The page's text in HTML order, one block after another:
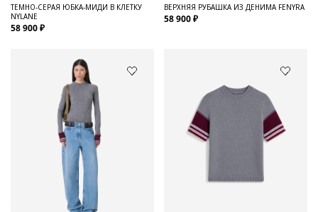
ТЕМНО-СЕРАЯ ЮБКА-МИДИ В КЛЕТКУ
NYLANE
58 900 ₽
ВЕРХНЯЯ РУБАШКА ИЗ ДЕНИМА FENYRA
58 900 ₽